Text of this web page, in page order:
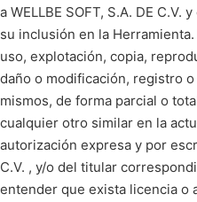
a WELLBE SOFT, S.A. DE
su inclusión en la
uso, explotación, copia,
daño o modificación, registro
mismos, de forma parcial o
cualquier otro similar en la
autorización expresa y por
C.V. , y/o del titular
entender que exista licencia o